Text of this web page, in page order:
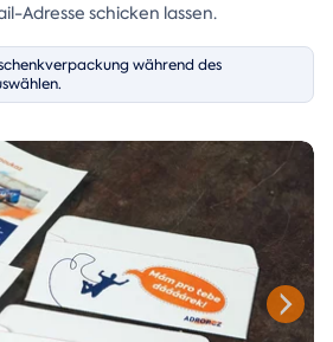
Adresse schicken lassen.
während des